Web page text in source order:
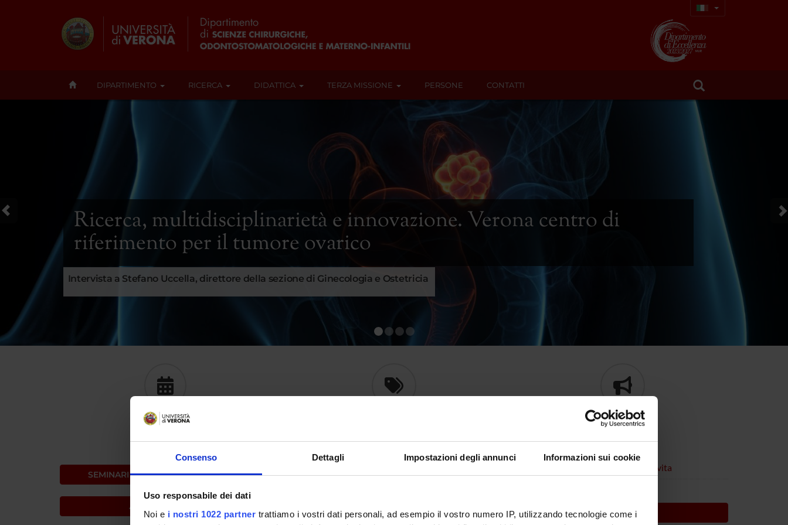
Consenso Dettagli Impostazioni degli annunci Informazioni sui cookie
Uso responsabile dei dati
Noi e i nostri 1022 partner trattiamo i vostri dati personali, ad esempio il vostro numero IP, utilizzando tecnologie come i
DIPARTIMENTO RICERCA DIDATTICA TERZA MISSIONE PERSONE CONTATTI
Ricerca, multidisciplinarietà e innovazione. Verona centro di
riferimento per il tumore ovarico
Intervista a Stefano Uccella, direttore della sezione di Ginecologia e Ostetricia
1 2 3 4
SEMINARI CONVEGNI
AGENDA DI OGGI
FACOLTÀ DI MEDICINA E CHIRURGIA
Bioetica e relazione di cura nel fine vita
PRIMO PIANO